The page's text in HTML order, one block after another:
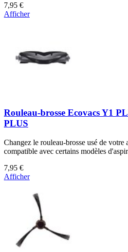
7,95 €
Afficher
Rouleau-brosse Ecovacs Y1
PLUS
Changez le rouleau-brosse usé de votre
compatible avec certains modèles
7,95 €
Afficher